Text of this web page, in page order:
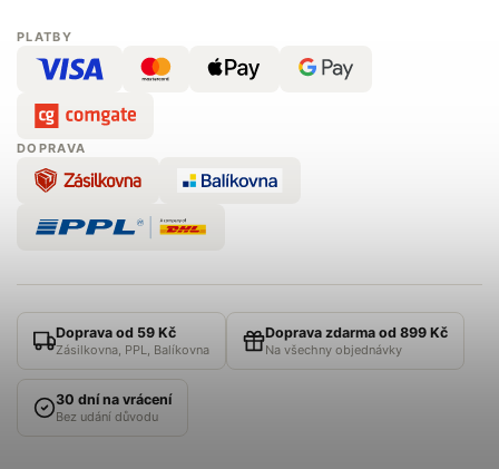
PLATBY
DOPRAVA
Doprava od 59 Kč
Zásilkovna, PPL, Balíkovna
Doprava zdarma od 899 Kč
Na všechny objednávky
30 dní na vrácení
Bez udání důvodu